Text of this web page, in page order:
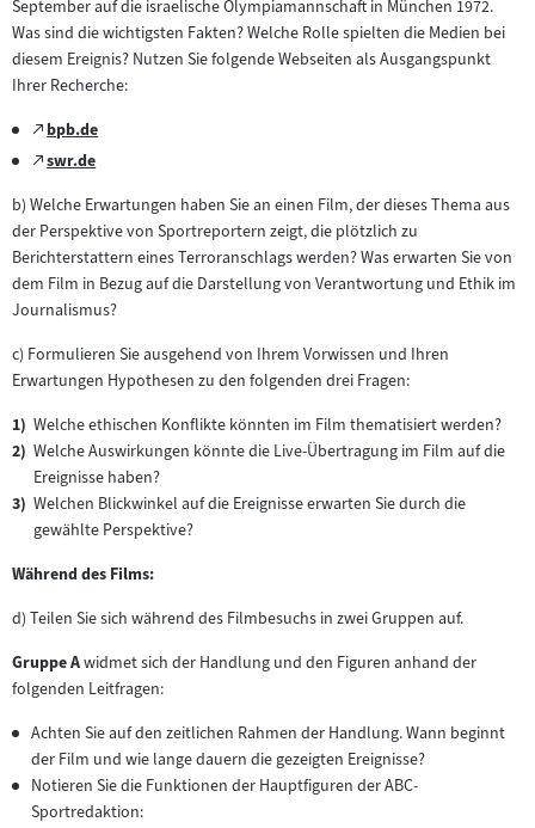
September auf die israelische Olympiamannschaft in München 1972.
Was sind die wichtigsten Fakten? Welche Rolle spielten die Medien bei
diesem Ereignis? Nutzen Sie folgende Webseiten als Ausgangspunkt
Ihrer Recherche:
Zum
externen
bpb.de
(öffnet
im
neuen
Tab)
Zum
Inhalt:
swr.de
(öffnet
im
neuen
Tab)
b) Welche Erwartungen haben Sie an einen Film, der dieses Thema aus
der Perspektive von Sportreportern zeigt, die plötzlich zu
Berichterstattern eines Terroranschlags werden? Was erwarten Sie von
dem Film in Bezug auf die Darstellung von Verantwortung und Ethik im
Journalismus?
c) Formulieren Sie ausgehend von Ihrem Vorwissen und Ihren
Erwartungen Hypothesen zu den folgenden drei Fragen:
Welche ethischen Konflikte könnten im Film thematisiert werden?
Welche Auswirkungen könnte die Live-Übertragung im Film auf die
Ereignisse haben?
Welchen Blickwinkel auf die Ereignisse erwarten Sie durch die
gewählte Perspektive?
Während des Films:
d) Teilen Sie sich während des Filmbesuchs in zwei Gruppen auf.
Gruppe Awidmet sich der Handlung und den Figuren anhand der
folgenden Leitfragen:
Achten Sie auf den zeitlichen Rahmen der Handlung. Wann beginnt
der Film und wie lange dauern die gezeigten Ereignisse?
Notieren Sie die Funktionen der Hauptfiguren der ABC-
Sportredaktion: